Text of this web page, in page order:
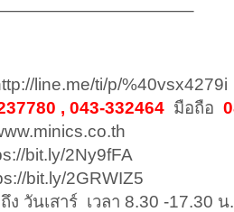
line.me/ti/p/%40vsx4279i
, 043-332464 มือถือ
bit.ly/2Ny9fFA
bit.ly/2GRWIZ5
ง วันเสาร์ เวลา 8.30 -17.30